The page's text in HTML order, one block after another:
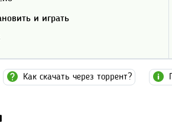
и играть
Как скачать через торрент?